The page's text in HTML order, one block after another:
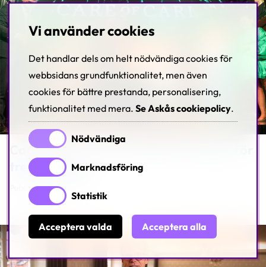
Care of Carl – Årets nätbutik i Norge, för
tredje gången
Publicerat: 2025-02-12
Vi använder cookies
Det handlar dels om helt nödvändiga cookies för
webbsidans grundfunktionalitet, men även
cookies för bättre prestanda, personalisering,
funktionalitet med mera. Se Askås cookiepolicy.
Nödvändiga
Marknadsföring
Statistik
Acceptera valda Acceptera alla